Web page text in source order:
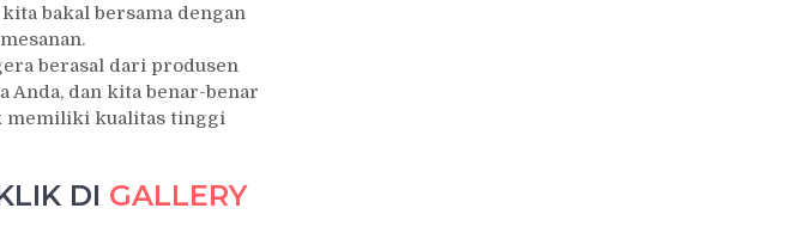
bakal bersama dengan
berasal dari produsen
dan kita benar-benar
memiliki kualitas tinggi
DI GALLERY